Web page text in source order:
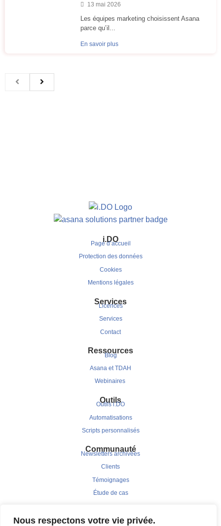
Nous respectons votre vie privée.
13 mai 2026
Les équipes marketing choisissent Asana
parce qu’il...
En savoir plus
i.DO
Page d’accueil
Protection des données
Cookies
Mentions légales
Services
Licences
Services
Contact
Ressources
Blog
Asana et TDAH
Webinaires
Outils
Outils i.DO
Automatisations
Scripts personnalisés
Communauté
Newsletters archivées
Clients
Témoignages
Étude de cas